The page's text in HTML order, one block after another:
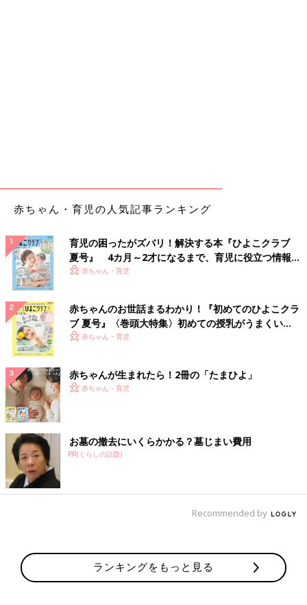
赤ちゃん・育児の人気記事ランキング
育児の困ったがズバリ！解決する本『ひよこクラブ
夏号』 4カ月～2才になるまで、育児に役立つ情報が
いっぱい！
赤ちゃん・育児
赤ちゃんのお世話まるわかり！『初めてのひよこクラ
ブ 夏号』〈巻頭大特集〉初めての授乳がうまくい
く！ おっぱい・ミルクの基本と夏のトラブル 解決テ
赤ちゃん・育児
赤ちゃんが生まれたら！2冊の「たまひよ」
赤ちゃん・育児
お墓の撤去にいくらかかる？墓じまい費用
PR(くらしの話題)
Recommended by
ランキングをもっと見る